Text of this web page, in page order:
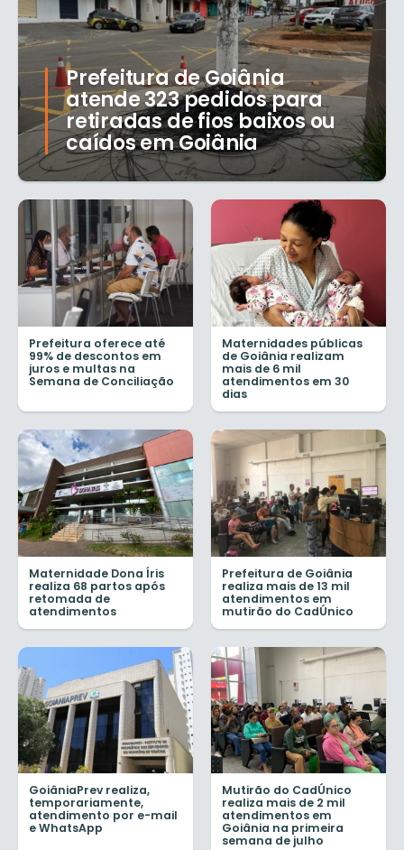
Prefeitura de Goiânia
atende 323 pedidos para
retiradas de fios baixos ou
caídos em Goiânia
Prefeitura oferece até
99% de descontos em
juros e multas na
Semana de Conciliação
Maternidades públicas
de Goiânia realizam
mais de 6 mil
atendimentos em 30
dias
Maternidade Dona Íris
realiza 68 partos após
retomada de
atendimentos
Prefeitura de Goiânia
realiza mais de 13 mil
atendimentos em
mutirão do CadÚnico
GoiâniaPrev realiza,
temporariamente,
atendimento por e-mail
e WhatsApp
Mutirão do CadÚnico
realiza mais de 2 mil
atendimentos em
Goiânia na primeira
semana de julho